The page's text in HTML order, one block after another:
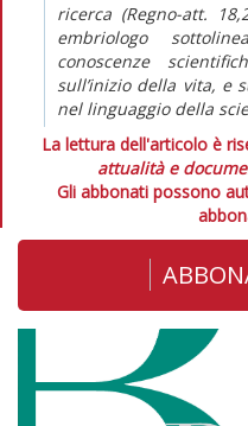
ricerca (Regno-att.
embriologo
conoscenze
sull’inizio della vita, e
nel linguaggio della
La lettura dell'articolo è
attualità e
Gli abbonati possono